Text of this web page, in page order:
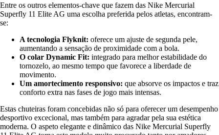
Entre os outros elementos-chave que fazem das Nike Mercurial
Superfly 11 Elite AG uma escolha preferida pelos atletas, encontram-
se:
A tecnologia Flyknit: oferece um ajuste de segunda pele,
aumentando a sensação de proximidade com a bola.
O colar Dynamic Fit: integrado para melhor estabilidade do
tornozelo, ao mesmo tempo que favorece a liberdade de
movimento.
Um amortecimento responsivo: que absorve os impactos e traz
conforto extra nas fases de jogo mais intensas.
Estas chuteiras foram concebidas não só para oferecer um desempenho
desportivo excecional, mas também para agradar pela sua estética
moderna. O aspeto elegante e dinâmico das Nike Mercurial Superfly